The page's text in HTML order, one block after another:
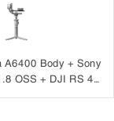
A6400 Body + Sony
OSS + DJI RS 4